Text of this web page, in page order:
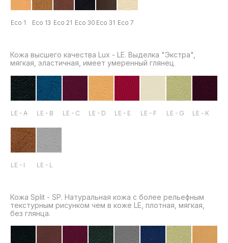
Eco 1 Есо 13 Есо 21 Есо 30 Есо 31 Есо 7
Кожа высшего качества Lux - LE. Выделка "Экстра",
мягкая, эластичная, имеет умеренный глянец
LE - A LE - B LE - C LE - D LE - E LE - F LE - G LE - К
LE - I LE - L
Кожа Split - SP. Натуральная кожа с более рельефным
текстурным рисунком чем в коже LE, плотная, мягкая,
без глянца.